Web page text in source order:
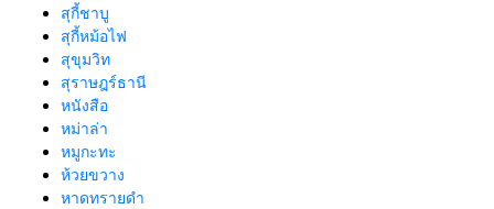
สุกี้ชาบู
สุกี้หม้อไฟ
สุขุมวิท
สุราษฎร์ธานี
หนังสือ
หม่าล่า
หมูกะทะ
ห้วยขวาง
หาดทรายดำ